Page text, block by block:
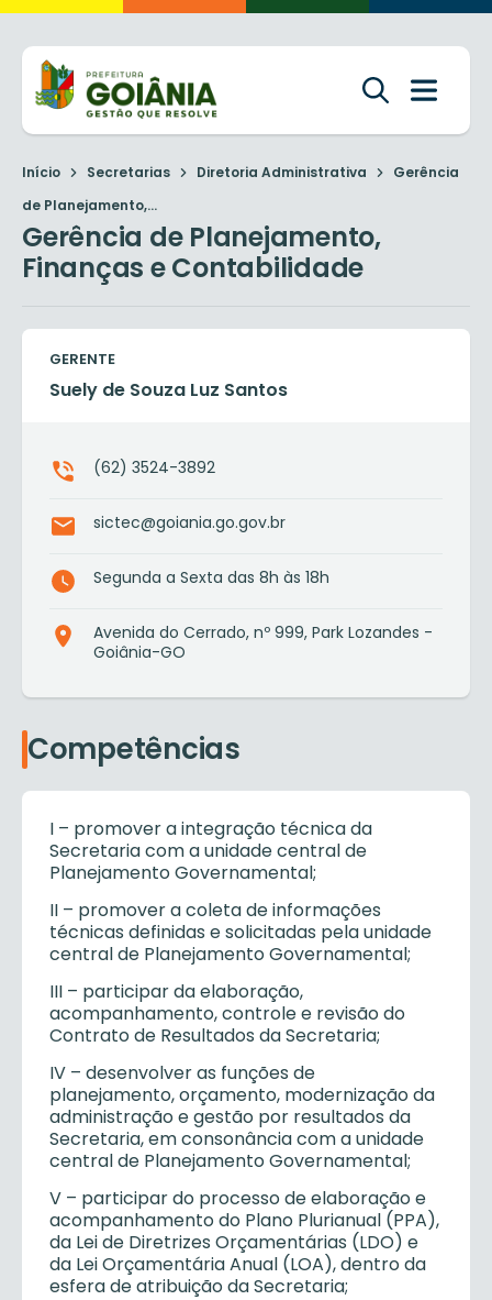
Início Secretarias Diretoria Administrativa
Gerência
de Planejamento,...
Gerência de Planejamento,
Finanças e Contabilidade
GERENTE
Suely de Souza Luz Santos
(62) 3524-3892
sictec@goiania.go.gov.br
Segunda a Sexta das 8h às 18h
Avenida do Cerrado, nº 999, Park Lozandes -
Goiânia-GO
Competências
I – promover a integração técnica da
Secretaria com a unidade central de
Planejamento Governamental;
II – promover a coleta de informações
técnicas definidas e solicitadas pela unidade
central de Planejamento Governamental;
III – participar da elaboração,
acompanhamento, controle e revisão do
Contrato de Resultados da Secretaria;
IV – desenvolver as funções de
planejamento, orçamento, modernização da
administração e gestão por resultados da
Secretaria, em consonância com a unidade
central de Planejamento Governamental;
V – participar do processo de elaboração e
acompanhamento do Plano Plurianual (PPA),
da Lei de Diretrizes Orçamentárias (LDO) e
da Lei Orçamentária Anual (LOA), dentro da
esfera de atribuição da Secretaria;